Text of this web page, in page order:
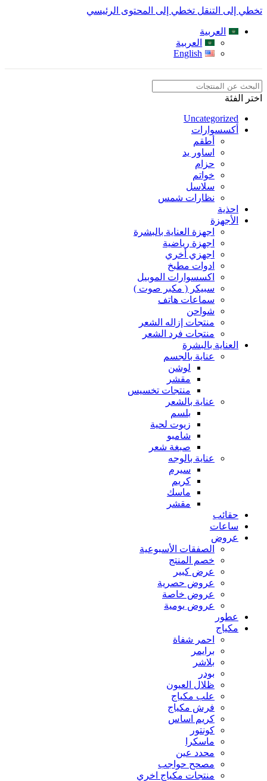
تخطي إلى التنقل تخطي إلى المحتوى الرئيسي
العربية
العربية
English
اختر الفئة
Uncategorized
أكسسوارات
أطقم
اساور يد
حزام
خواتم
سلاسل
نظارات شمس
احذية
الأجهزة
اجهزة العناية بالبشرة
اجهزة رياضية
اجهزي أخري
ادوات مطبخ
اكسسوارات الموبيل
سبيكر ( مكبر صوت )
سماعات هاتف
شواحن
منتجات إزاله الشعر
منتجات فرد الشعر
العناية بالبشرة
عناية بالجسم
لوشن
مقشر
منتجات تخسيس
عناية بالشعر
بلسم
زيوت لحية
شامبو
صبغة شعر
عناية بالوجه
سيرم
كريم
ماسك
مقشر
حقائب
ساعات
عروض
الصفقات الأسبوعية
خصم المنتج
عرض كبير
عروض حصرية
عروض خاصة
عروض يومية
عطور
مكياج
احمر شفاة
برايمر
بلاشر
بودر
ظلال العيون
علب مكياج
فرش مكياج
كريم اساس
كونتور
ماسكرا
محدد عين
مصحح حواجب
منتجات مكياج اخري